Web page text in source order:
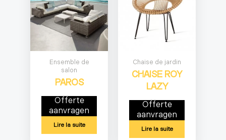
Ensemble de
salon
PAROS
Offerte
aanvragen
Lire la suite
Chaise de jardin
CHAISE ROY
LAZY
Offerte
aanvragen
Lire la suite